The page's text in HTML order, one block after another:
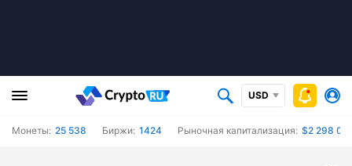
USD
Монеты: 25 538 Биржи: 1424 Рыночная капитализация: $2 298